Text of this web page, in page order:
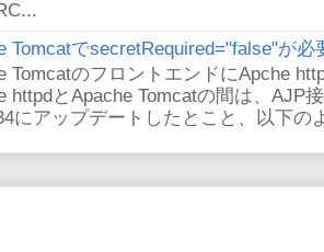
TomcatでsecretRequired="false"が必
TomcatのフロントエンドにApche
httpdとApache Tomcatの間は、AJP
にアップデートしたとこと、以下の